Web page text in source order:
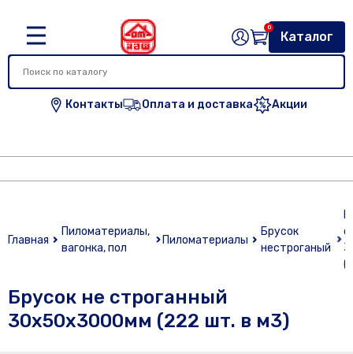
Контакты Оплата и доставка Акции
Каталог
0
Главная
Пиломатериалы,
вагонка, пол
Пиломатериалы
Брусок
нестроганый
Брусок не строганный
30х50х3000мм (222 шт. в м3)